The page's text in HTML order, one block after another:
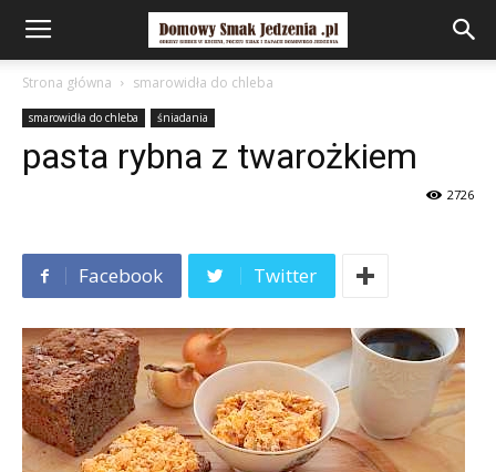
Strona główna smarowidła do chleba
smarowidła do chleba śniadania
pasta rybna z twarożkiem
2726
Facebook Twitter